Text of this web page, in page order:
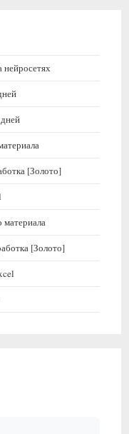
нейросетях
[Золото]
[Золото]